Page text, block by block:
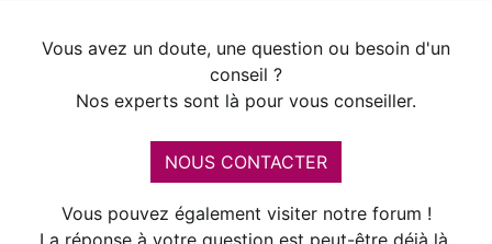
Vous avez un doute, une question ou besoin d'un
conseil ?
Nos experts sont là pour vous conseiller.
NOUS CONTACTER
Vous pouvez également visiter notre forum !